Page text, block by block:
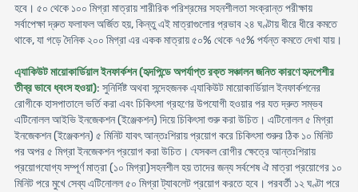
হবে। ৫০ থেকে ১০০ মিগ্রা মাত্রায় শারীরিক পরিশ্রমের সহনশীলতা সংক্রান্ত পরীক্ষায়
সর্বাপেক্ষা দ্রুত ফলাফল অর্জিত হয়, কিন্তু এই মাত্রাগুলাের প্রভাব ২৪ ঘণ্টায় ধীরে ধীরে কমতে
থাকে, যা গড়ে দৈনিক ২০০ মিগ্রা এর একক মাত্রায় ৫০% থেকে ৭৫% পর্যন্ত কমতে দেখা যায়।
এ্যাকিউট মায়ােকার্ডিয়াল ইনফার্কশন (হৃদপিন্ডে অপর্যাপ্ত রক্ত সঞ্চালন জনিত কারণে হৃদপেশীর
তীব্র ভাবে ধ্বংস হওয়া): সুনির্দিষ্ট অথবা সন্দেহজনক এ্যাকিউট মায়ােকার্ডিয়াল ইনফার্কশনের
রােগীকে হাসপাতালে ভর্তি করা এবং চিকিৎসা গ্রহণের উপযােগী হওয়ার পর যত দ্রুত সম্ভব
এটিনোলল আইভি ইনজেকশন (ইঞ্জেকশন) দিয়ে চিকিৎসা শুরু করা উচিত। এটিনোলল ৫ মিগ্রা
ইনজেকশন (ইঞ্জেকশন) ৫ মিনিট যাবৎ আন্তঃশিরায় প্রয়ােগ করে চিকিৎসা শুরুর ঠিক ১০ মিনিট
পর অপর ৫ মিগ্রা ইনজেকশন প্রয়ােগ করা উচিত। যেসকল রােগীর ক্ষেত্রে আন্তঃশিরায়
প্রয়ােগযােগ্য সম্পূর্ণ মাত্রা (১০ মিগ্রা)সহনশীল হয় তাদের জন্য সর্বশেষ ঐ মাত্রা প্রয়ােগের ১০
মিনিট পরে মুখে সেব্য এটিনোলল ৫০ মিগ্রা ট্যাবলেট প্রয়ােগ করতে হবে। পরবর্তী ১২ ঘণ্টা পরে